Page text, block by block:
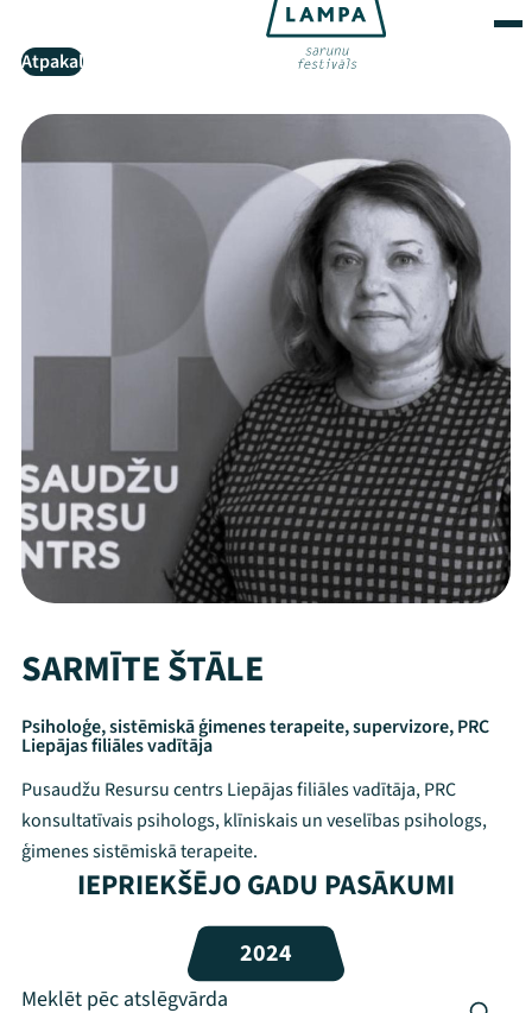
Mana programma
Festivāls
Atpakaļ
SARMĪTE ŠTĀLE
Psiholoģe, sistēmiskā ģimenes terapeite, supervizore, PRC
Liepājas filiāles vadītāja
Pusaudžu Resursu centrs Liepājas filiāles vadītāja, PRC
konsultatīvais psihologs, klīniskais un veselības psihologs,
ģimenes sistēmiskā terapeite.
IEPRIEKŠĒJO GADU PASĀKUMI
2024